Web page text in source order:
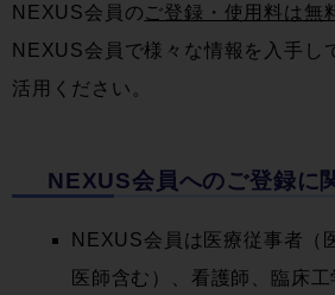
NEXUS会員のご登録・使用料は無
NEXUS会員で様々な情報を入手し
活用ください。
NEXUS会員へのご登録に
NEXUS会員は医療従事者（
医師含む）、看護師、臨床